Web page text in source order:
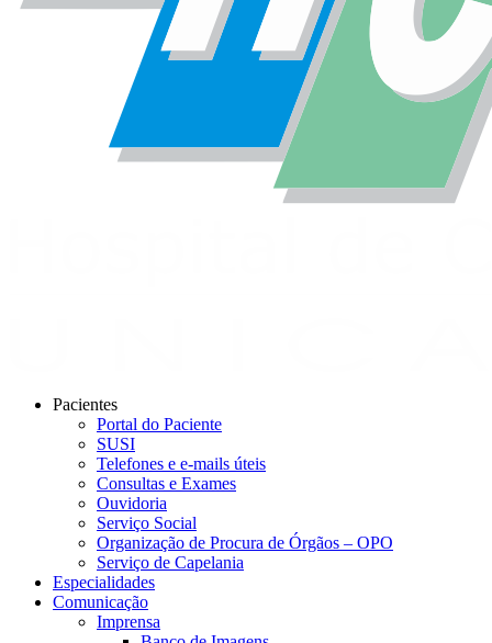
Pacientes
Portal do Paciente
SUSI
Telefones e e-mails úteis
Consultas e Exames
Ouvidoria
Serviço Social
Organização de Procura de Órgãos – OPO
Serviço de Capelania
Especialidades
Comunicação
Imprensa